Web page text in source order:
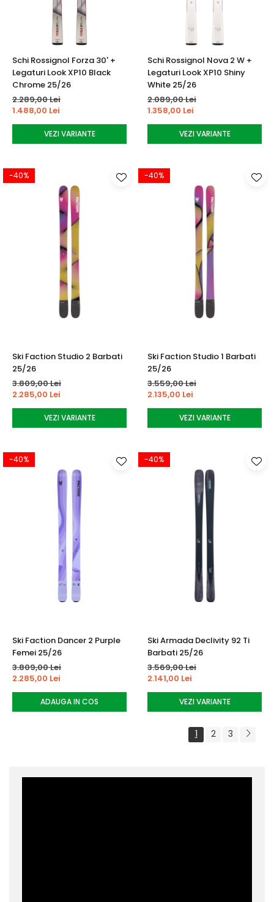
Schi Rossignol Forza 30' +
Legaturi Look XP10 Black
Chrome 25/26
2.289,00 Lei
1.488,00 Lei
VEZI VARIANTE
Schi Rossignol Nova 2 W +
Legaturi Look XP10 Shiny
White 25/26
2.089,00 Lei
1.358,00 Lei
VEZI VARIANTE
-40%
Ski Faction Studio 2 Barbati
25/26
3.809,00 Lei
2.285,00 Lei
VEZI VARIANTE
-40%
Ski Faction Studio 1 Barbati
25/26
3.559,00 Lei
2.135,00 Lei
VEZI VARIANTE
-40%
Ski Faction Dancer 2 Purple
Femei 25/26
3.809,00 Lei
2.285,00 Lei
ADAUGA IN COS
-40%
Ski Armada Declivity 92 Ti
Barbati 25/26
3.569,00 Lei
2.141,00 Lei
VEZI VARIANTE
1 2 3